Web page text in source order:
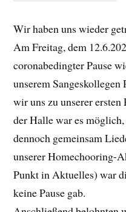
Wir haben uns wieder
Am Freitag, dem
coronabedingter Pause
unserem
wir uns zu unserer ersten
der Halle war es
dennoch gemeinsam
unserer Homechooring-
Punkt in Aktuelles) war
keine Pause gab.